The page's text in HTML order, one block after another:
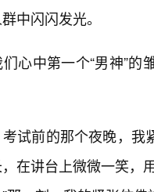
中闪闪发光。
心中第一个“男神”
试前的那个夜晚，我
在讲台上微微一笑，